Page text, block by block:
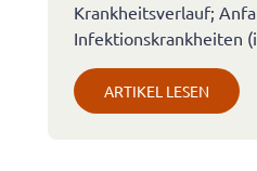
Krankheitsverlauf;
Infektionskrankheiten
ARTIKEL LESEN